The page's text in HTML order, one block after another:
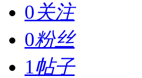
0关注
0粉丝
1帖子